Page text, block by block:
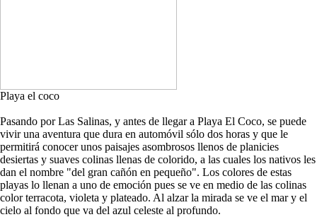
Playa el coco
Pasando por Las Salinas, y antes de llegar a Playa El Coco, se puede
vivir una aventura que dura en automóvil sólo dos horas y que le
permitirá conocer unos paisajes asombrosos llenos de planicies
desiertas y suaves colinas llenas de colorido, a las cuales los nativos les
dan el nombre "del gran cañón en pequeño". Los colores de estas
playas lo llenan a uno de emoción pues se ve en medio de las colinas
color terracota, violeta y plateado. Al alzar la mirada se ve el mar y el
cielo al fondo que va del azul celeste al profundo.